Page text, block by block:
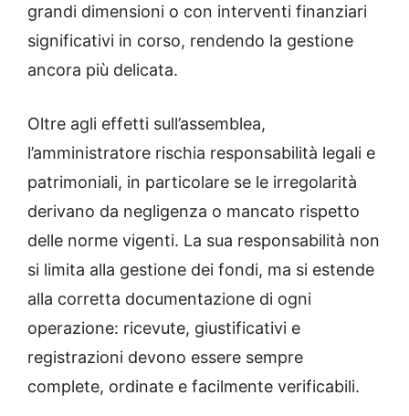
grandi dimensioni o con interventi finanziari
significativi in corso, rendendo la gestione
ancora più delicata.
Oltre agli effetti sull’assemblea,
l’amministratore rischia responsabilità legali e
patrimoniali, in particolare se le irregolarità
derivano da negligenza o mancato rispetto
delle norme vigenti. La sua responsabilità non
si limita alla gestione dei fondi, ma si estende
alla corretta documentazione di ogni
operazione: ricevute, giustificativi e
registrazioni devono essere sempre
complete, ordinate e facilmente verificabili.